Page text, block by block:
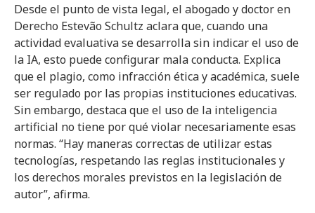
Desde el punto de vista legal, el abogado y doctor en
Derecho Estevão Schultz aclara que, cuando una
actividad evaluativa se desarrolla sin indicar el uso de
la IA, esto puede configurar mala conducta. Explica
que el plagio, como infracción ética y académica, suele
ser regulado por las propias instituciones educativas.
Sin embargo, destaca que el uso de la inteligencia
artificial no tiene por qué violar necesariamente esas
normas. “Hay maneras correctas de utilizar estas
tecnologías, respetando las reglas institucionales y
los derechos morales previstos en la legislación de
autor”, afirma.